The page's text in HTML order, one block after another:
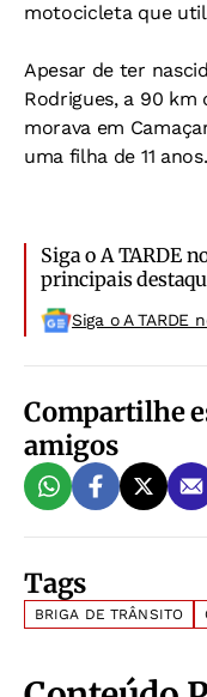
motocicleta que
Apesar de ter
Rodrigues, a 90 km
morava em
uma filha de 11 anos.
Siga o A TARDE
principais
Siga o A TARDE
Compartilhe
amigos
Tags
BRIGA DE TRÂNSITO